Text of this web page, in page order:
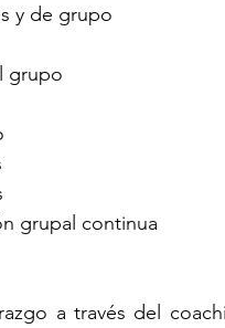
y de grupo
grupo
grupal continua